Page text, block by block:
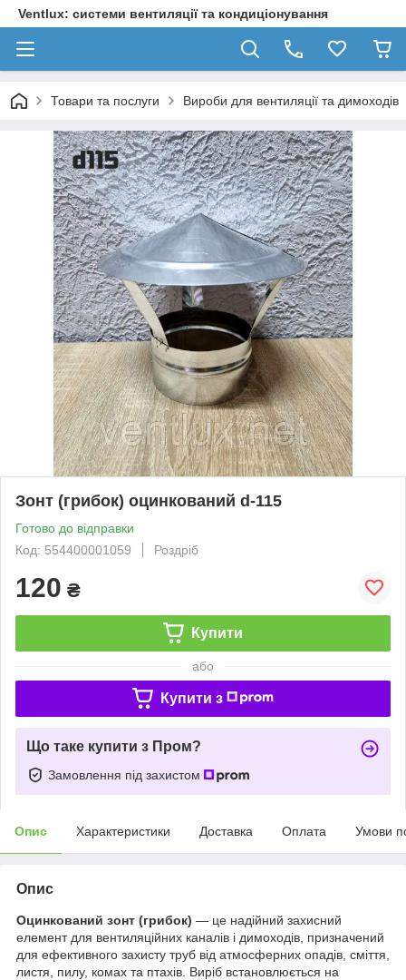
Ventlux: системи вентиляції та кондиціонування
Товари та послуги Вироби для вентиляції та димоходів
Зонт (грибок) оцинкований d-115
Готово до відправки
Код: 554400001059
Роздріб
120 ₴
Купити
або
Купити з
Що таке купити з Пром?
Замовлення під захистом
Опис Характеристики Доставка Оплата Умови
Опис
Оцинкований зонт (грибок) — це надійний захисний
елемент для вентиляційних каналів і димоходів, призначений
для ефективного захисту труб від атмосферних опадів, сміття,
листя, пилу, комах та птахів. Виріб встановлюється на